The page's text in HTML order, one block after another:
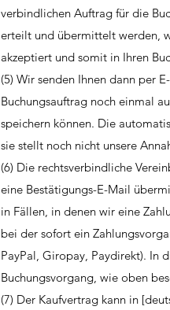
verbindlichen Auftrag für die
erteilt und übermittelt werden,
akzeptiert und somit in Ihren
(5) Wir senden Ihnen dann per
Buchungsauftrag noch einmal
speichern können. Die
sie stellt noch nicht unsere
(6) Die rechtsverbindliche
eine Bestätigungs-E-Mail
in Fällen, in denen wir eine
bei der sofort ein
PayPal, Giropay, Paydirekt). In
Buchungsvorgang, wie oben
(7) Der Kaufvertrag kann in